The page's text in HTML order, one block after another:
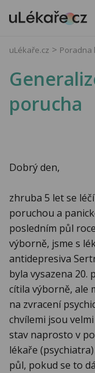
uLékaře.cz Poradna
porucha
Dobrý den,
zhruba 5 let se
poruchou a
posledním půl
výborně, jsme s
antidepresiva
byla vysazena 20.
cítila výborně, ale
na zvracení
chvílemi jsou
stav naprosto v
lékaře
půl, pokud se to